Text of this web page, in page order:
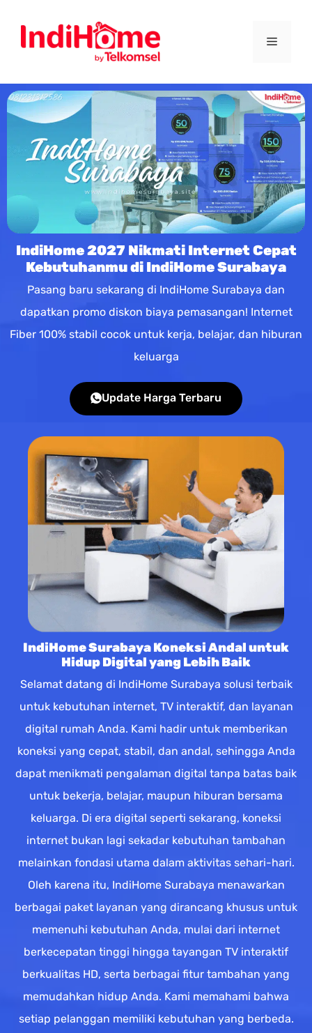
IndiHome 2027 Nikmati Internet Cepat
Kebutuhanmu di IndiHome Surabaya
Pasang baru sekarang di IndiHome Surabaya dan
dapatkan promo diskon biaya pemasangan! Internet
Fiber 100% stabil cocok untuk kerja, belajar, dan hiburan
keluarga
Update Harga Terbaru
IndiHome Surabaya Koneksi Andal untuk
Hidup Digital yang Lebih Baik
Selamat datang di IndiHome Surabaya solusi terbaik
untuk kebutuhan internet, TV interaktif, dan layanan
digital rumah Anda. Kami hadir untuk memberikan
koneksi yang cepat, stabil, dan andal, sehingga Anda
dapat menikmati pengalaman digital tanpa batas baik
untuk bekerja, belajar, maupun hiburan bersama
keluarga. Di era digital seperti sekarang, koneksi
internet bukan lagi sekadar kebutuhan tambahan
melainkan fondasi utama dalam aktivitas sehari-hari.
Oleh karena itu, IndiHome Surabaya menawarkan
berbagai paket layanan yang dirancang khusus untuk
memenuhi kebutuhan Anda, mulai dari internet
berkecepatan tinggi hingga tayangan TV interaktif
berkualitas HD, serta berbagai fitur tambahan yang
memudahkan hidup Anda. Kami memahami bahwa
setiap pelanggan memiliki kebutuhan yang berbeda.